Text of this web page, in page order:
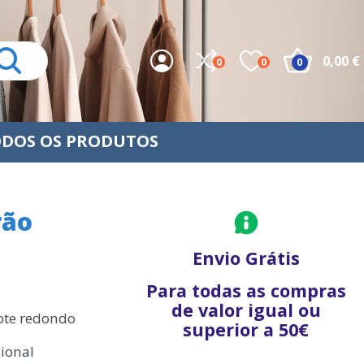
0 0 0,00 €
0
OS PRODUTOS
redondo
Envio Grátis
Para todas as compras
de valor igual ou
superior a 50€